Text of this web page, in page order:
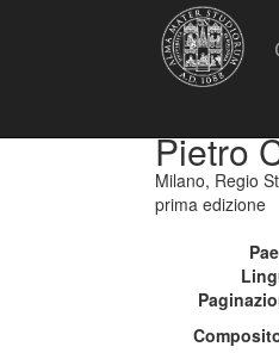
Pietro
Milano, Regio
prima edizione